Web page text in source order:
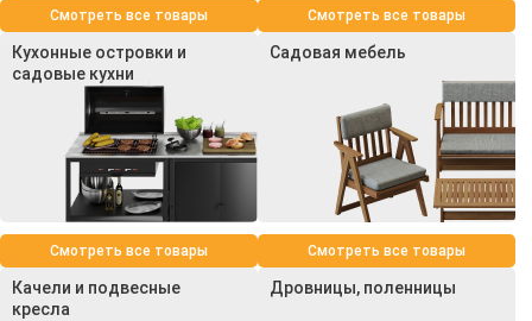
Смотреть все товары Смотреть все товары
Кухонные островки и
садовые кухни
Смотреть все товары
Садовая мебель
Смотреть все товары
Качели и подвесные
кресла
Дровницы, поленницы